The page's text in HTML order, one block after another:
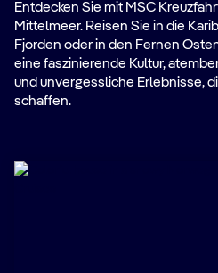
Entdecken Sie mit MSC
Mittelmeer. Reisen Sie in die
Fjorden oder in den Fernen
eine faszinierende Kultur,
und unvergessliche Erlebnisse,
schaffen.